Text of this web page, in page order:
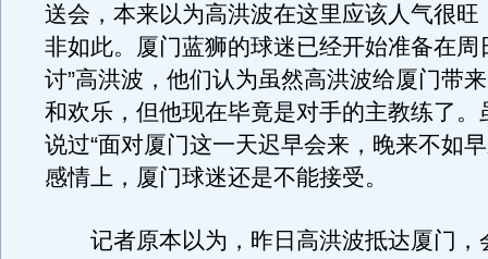
送会，本来以为高洪波在这里应该人气很旺
非如此。厦门蓝狮的球迷已经开始准备在周
讨”高洪波，他们认为虽然高洪波给厦门带
和欢乐，但他现在毕竟是对手的主教练了。
说过“面对厦门这一天迟早会来，晚来不如
感情上，厦门球迷还是不能接受。
记者原本以为，昨日高洪波抵达厦门，